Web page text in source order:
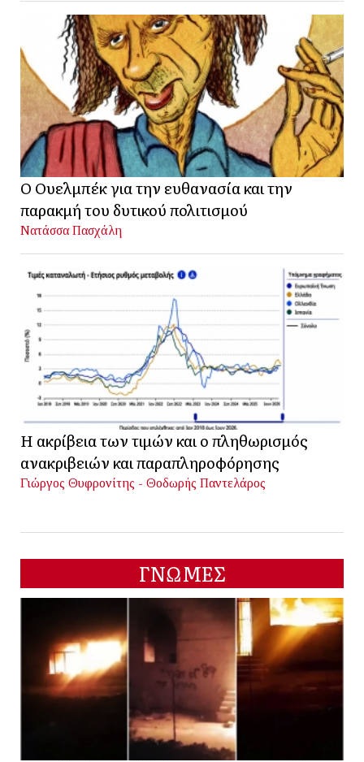
Ο Ουελμπέκ για την ευθανασία και την
παρακμή του δυτικού πολιτισμού
Νατάσσα Πασχάλη
Η ακρίβεια των τιμών και ο πληθωρισμός
ανακριβειών και παραπληροφόρησης
Γιώργος Θυφρονίτης - Θοδωρής Παντελάρος
ΓΝΩΜΕΣ